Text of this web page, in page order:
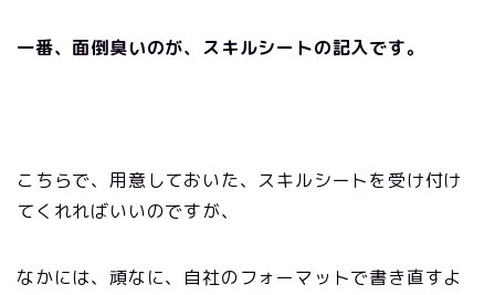
一番、面倒臭いのが、スキルシートの記入です。
こちらで、用意しておいた、スキルシートを受け付け
てくれればいいのですが、
なかには、頑なに、自社のフォーマットで書き直すよ